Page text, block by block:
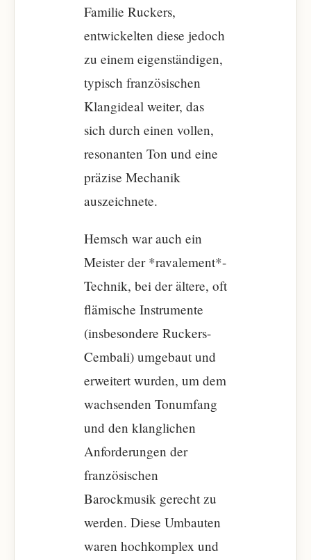
Familie Ruckers,
entwickelten diese jedoch
zu einem eigenständigen,
typisch französischen
Klangideal weiter, das
sich durch einen vollen,
resonanten Ton und eine
präzise Mechanik
auszeichnete.
Hemsch war auch ein
Meister der *ravalement*-
Technik, bei der ältere, oft
flämische Instrumente
(insbesondere Ruckers-
Cembali) umgebaut und
erweitert wurden, um dem
wachsenden Tonumfang
und den klanglichen
Anforderungen der
französischen
Barockmusik gerecht zu
werden. Diese Umbauten
waren hochkomplex und